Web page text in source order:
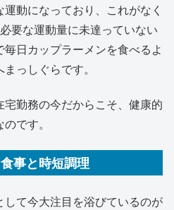
動になっており、これがなく
要な運動量に未達っていない
日カップラーメンを食べるよ
っしぐらです。
勤務の今だからこそ、健康的
です。
事と時短調理
て今大注目を浴びているのが